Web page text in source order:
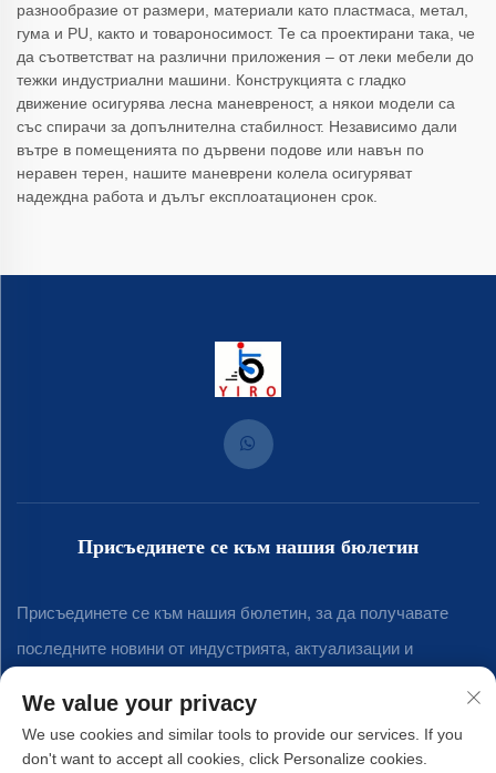
разнообразие от размери, материали като пластмаса, метал,
гума и PU, както и товароносимост. Те са проектирани така, че
да съответстват на различни приложения – от леки мебели до
тежки индустриални машини. Конструкцията с гладко
движение осигурява лесна маневреност, а някои модели са
със спирачи за допълнителна стабилност. Независимо дали
вътре в помещенията по дървени подове или навън по
неравен терен, нашите маневрени колела осигуряват
надеждна работа и дълъг експлоатационен срок.
Присъединете се към нашия бюлетин
Присъединете се към нашия бюлетин, за да получавате
последните новини от индустрията, актуализации и
Абонирай се
We value your privacy
We use cookies and similar tools to provide our services. If you
don't want to accept all cookies, click Personalize cookies.